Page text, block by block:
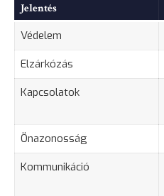
Jelentés
Védelem
Elzárkózás
Kapcsolatok
Önazonosság
Kommunikáció